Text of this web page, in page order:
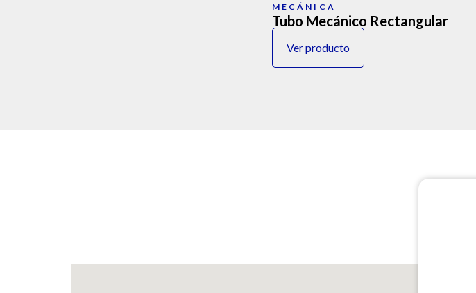
MECÁNICA
Tubo Mecánico Rectangular
Ver producto